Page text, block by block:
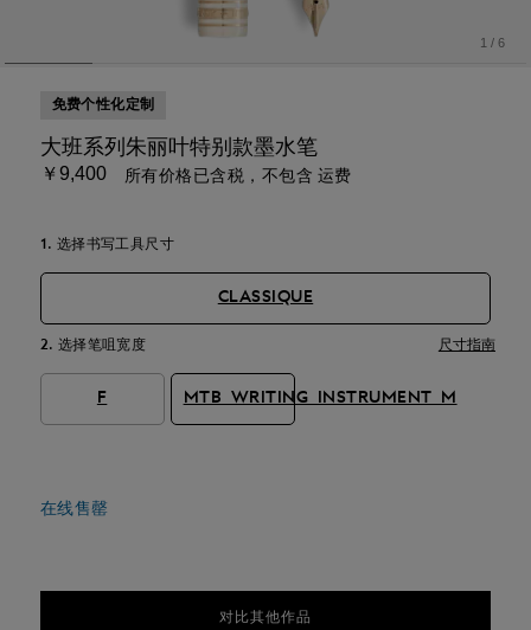
1 / 6
免费个性化定制
大班系列朱丽叶特别款墨水笔
￥9,400 所有价格已含税，不包含 运费
1. 选择书写工具尺寸
CLASSIQUE
2. 选择笔咀宽度 尺寸指南
F MTB_WRITING_INSTRUMENT_M
在线售罄
对比其他作品